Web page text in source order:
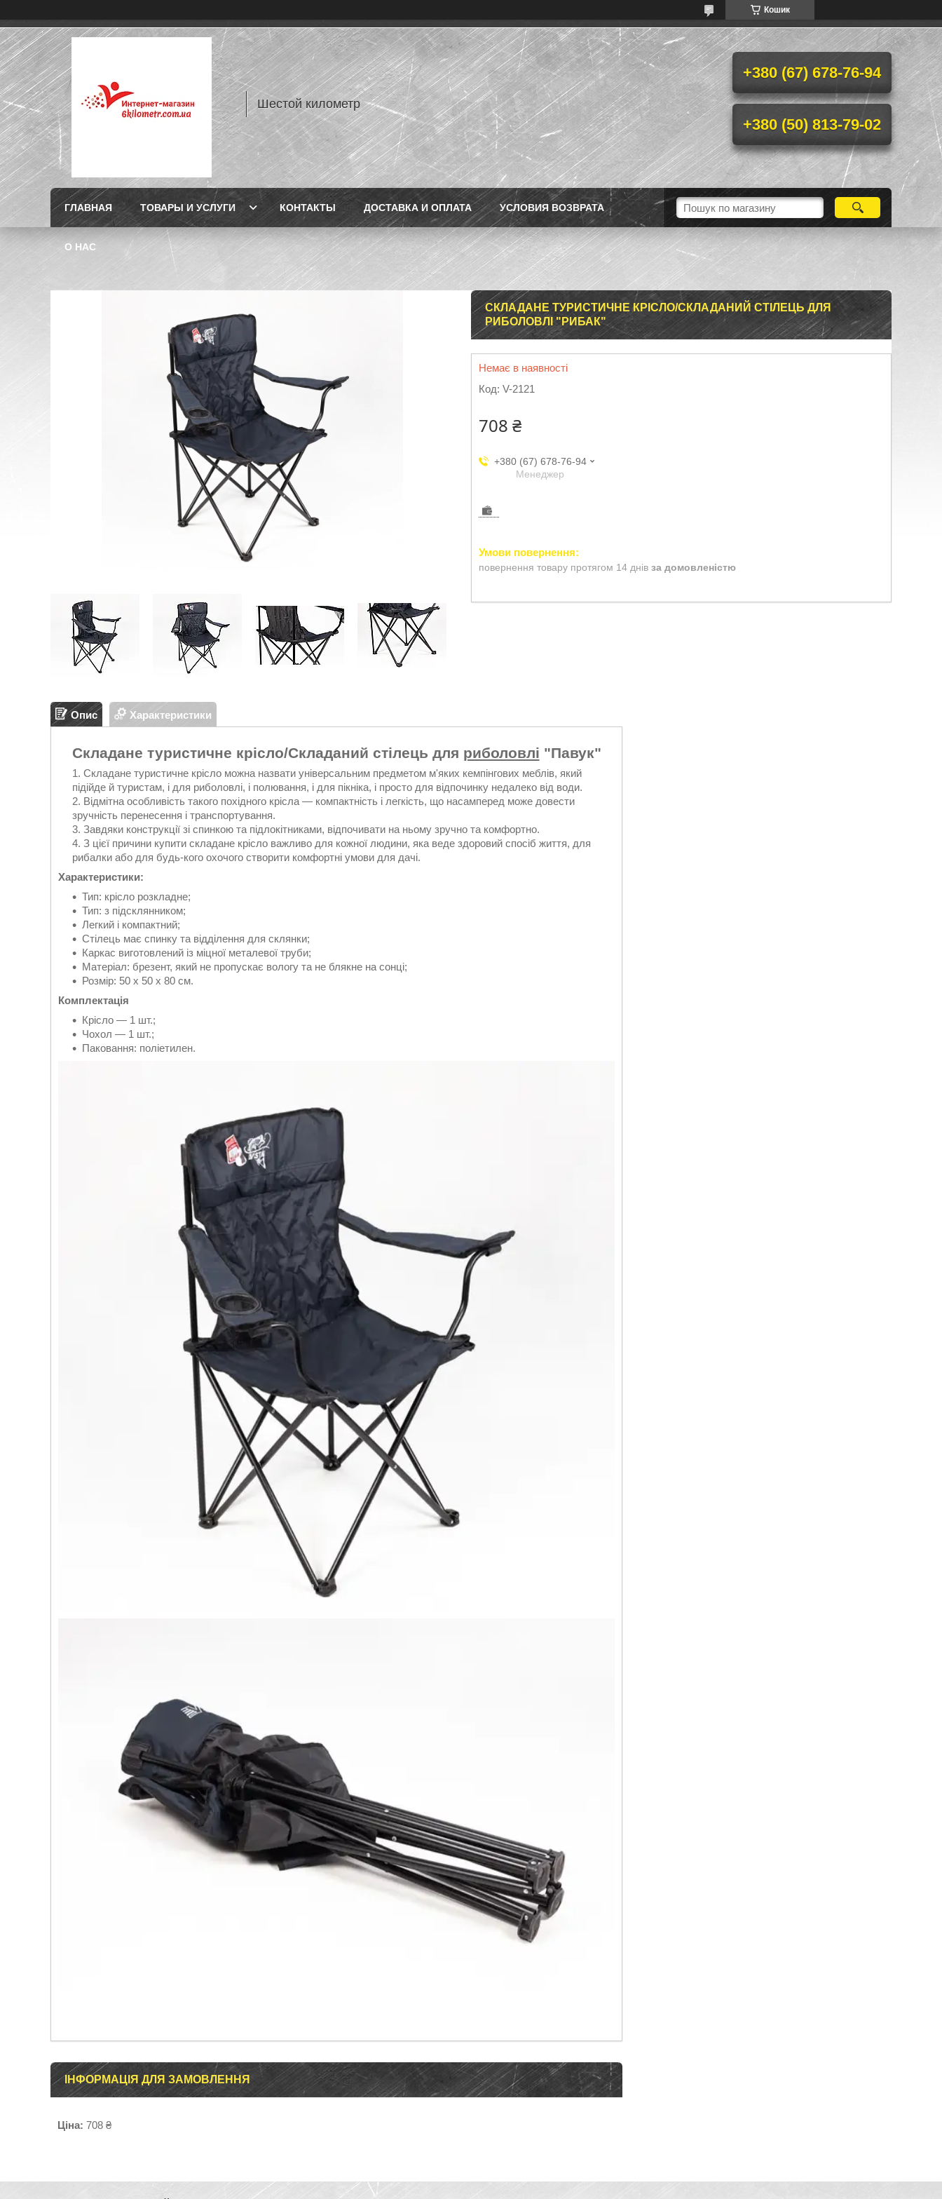
Кошик
Шестой километр
+380 (67) 678-76-94
+380 (50) 813-79-02
ГЛАВНАЯ ТОВАРЫ И УСЛУГИ КОНТАКТЫ ДОСТАВКА И ОПЛАТА УСЛОВИЯ ВОЗВРАТА
О НАС
СКЛАДАНЕ ТУРИСТИЧНЕ КРІСЛО/СКЛАДАНИЙ СТІЛЕЦЬ ДЛЯ
РИБОЛОВЛІ "РИБАК"
Немає в наявності
Код: V-2121
708 ₴
+380 (67) 678-76-94
Менеджер
повернення товару протягом 14 днів за домовленістю
Опис Характеристики
Складане туристичне крісло/Складаний стілець для риболовлі "Павук"
Складане туристичне крісло можна назвати універсальним предметом м'яких кемпінгових меблів, який
підійде й туристам, і для риболовлі, і полювання, і для пікніка, і просто для відпочинку недалеко від води.
Відмітна особливість такого похідного крісла — компактність і легкість, що насамперед може довести
зручність перенесення і транспортування.
Завдяки конструкції зі спинкою та підлокітниками, відпочивати на ньому зручно та комфортно.
З цієї причини купити складане крісло важливо для кожної людини, яка веде здоровий спосіб життя, для
рибалки або для будь-кого охочого створити комфортні умови для дачі.
Характеристики:
Тип: крісло розкладне;
Тип: з підсклянником;
Легкий і компактний;
Стілець має спинку та відділення для склянки;
Каркас виготовлений із міцної металевої труби;
Матеріал: брезент, який не пропускає вологу та не блякне на сонці;
Розмір: 50 х 50 х 80 см.
Комплектація
Крісло — 1 шт.;
Чохол — 1 шт.;
Паковання: поліетилен.
ІНФОРМАЦІЯ ДЛЯ ЗАМОВЛЕННЯ
Ціна: 708 ₴